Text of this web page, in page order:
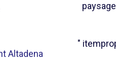
Altadena
"